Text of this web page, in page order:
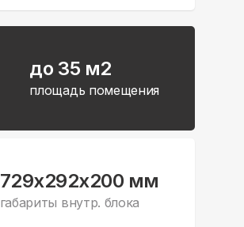
до 35 м2
площадь помещения
729x292x200 мм
габариты внутр. блока